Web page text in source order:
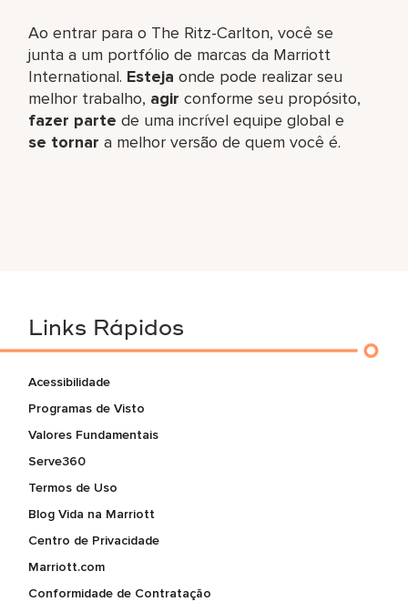
Ao entrar para o The Ritz-Carlton, você se
junta a um portfólio de marcas da Marriott
International. Esteja onde pode realizar seu
melhor trabalho, agir conforme seu propósito,
fazer parte de uma incrível equipe global e
se tornar a melhor versão de quem você é.
Links Rápidos
Acessibilidade
Programas de Visto
Valores Fundamentais
Serve360
Termos de Uso
Blog Vida na Marriott
Centro de Privacidade
Marriott.com
Conformidade de Contratação